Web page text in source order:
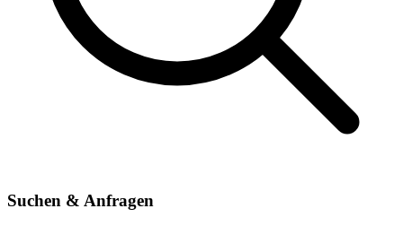
Suchen & Anfragen